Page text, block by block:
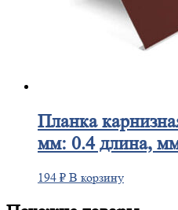
Планка
мм: 0.4 длина,
194 ₽ В корзину